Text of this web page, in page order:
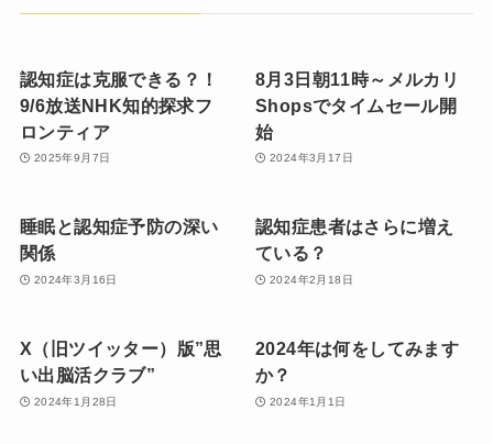
認知症は克服できる？！
9/6放送NHK知的探求フ
ロンティア
2025年9月7日
8月3日朝11時～メルカリ
Shopsでタイムセール開
始
2024年3月17日
睡眠と認知症予防の深い
関係
2024年3月16日
認知症患者はさらに増え
ている？
2024年2月18日
X（旧ツイッター）版”思
い出脳活クラブ”
2024年1月28日
2024年は何をしてみます
か？
2024年1月1日